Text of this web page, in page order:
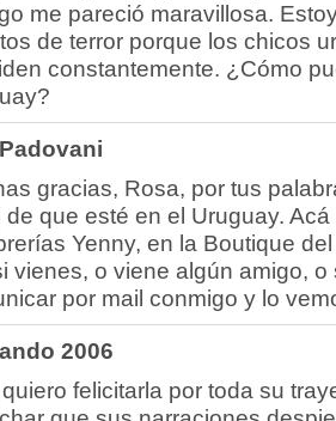
me pareció maravillosa.
de terror porque los chicos
constantemente. ¿Cómo
gracias, Rosa, por tus
de que esté en el Uruguay.
Yenny, en la Boutique
vienes, o viene algún amigo,
por mail conmigo y lo
2006
felicitarla por toda su